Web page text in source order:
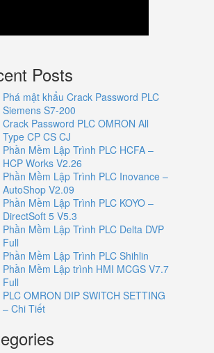
Posts
Phá mật khẩu Crack Password PLC
Siemens S7-200
Crack Password PLC OMRON All
Type CP CS CJ
Phần Mềm Lập Trình PLC HCFA –
HCP Works V2.26
Phần Mềm Lập Trình PLC Inovance –
AutoShop V2.09
Phần Mềm Lập Trình PLC KOYO –
DirectSoft 5 V5.3
Phần Mềm Lập Trình PLC Delta DVP
Full
Phần Mềm Lập Trình PLC Shihlin
Phần Mềm Lập trình HMI MCGS V7.7
Full
PLC OMRON DIP SWITCH SETTING
– Chi Tiết